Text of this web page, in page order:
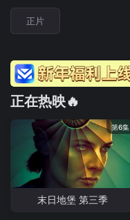
正片
正在热映🔥
第6集
末日地堡 第三季